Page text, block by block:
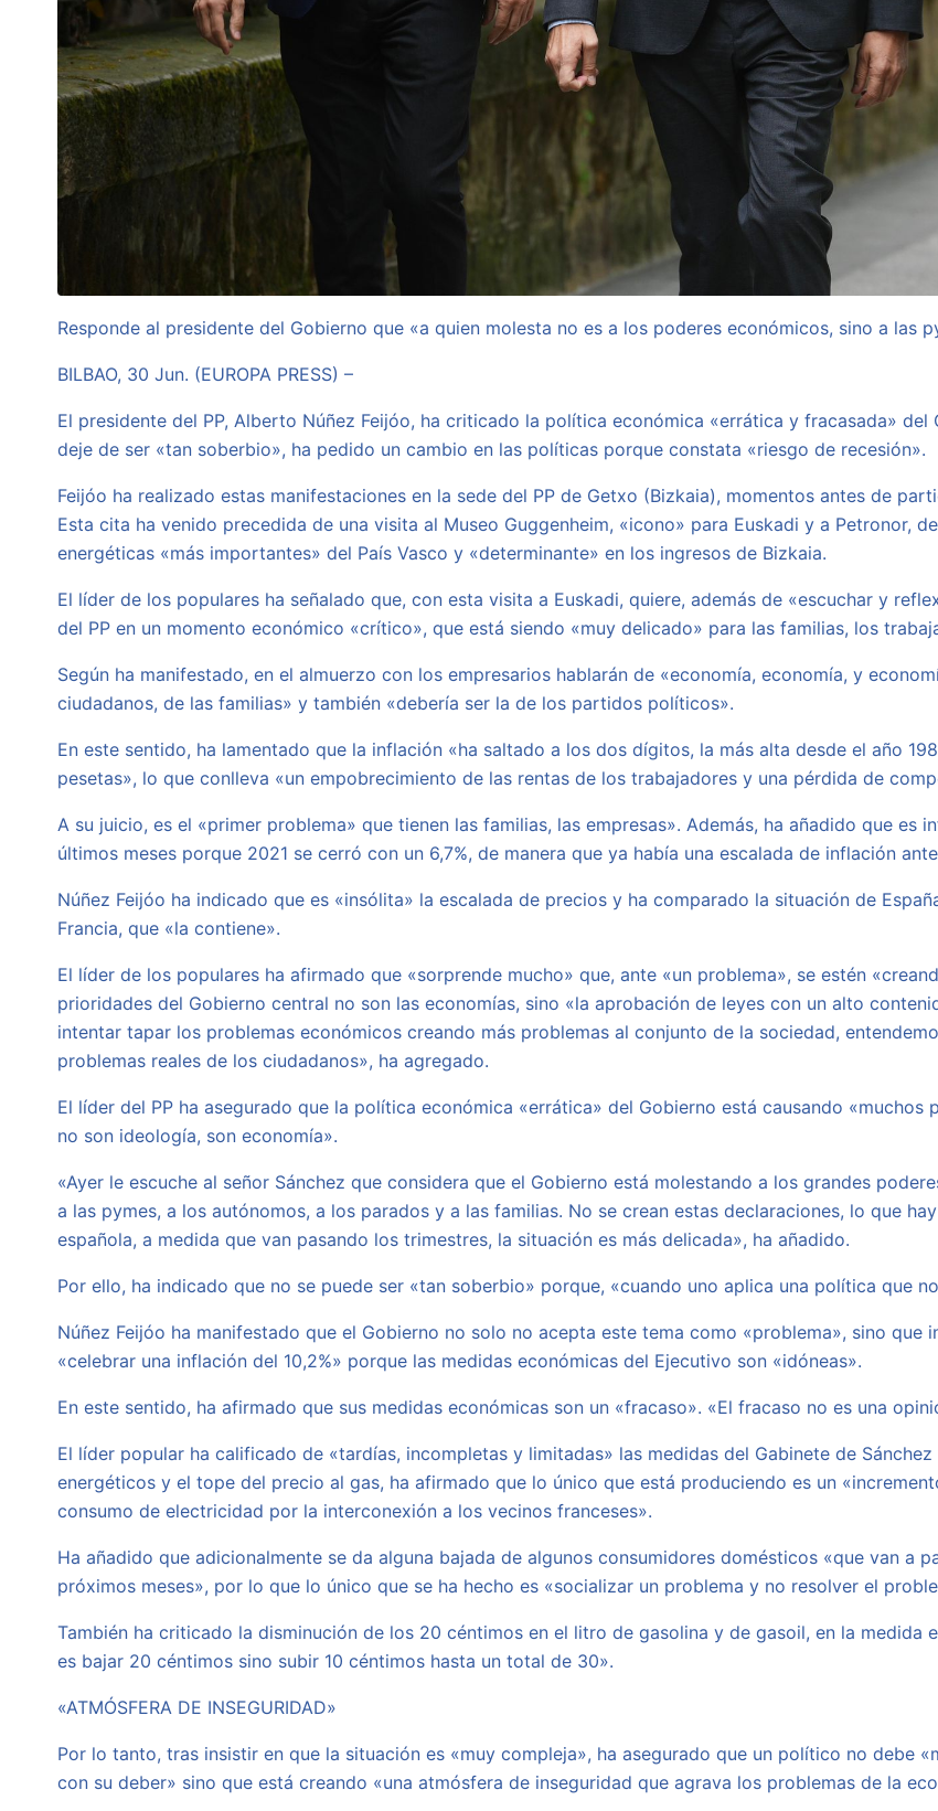
Responde al presidente del Gobierno que «a quien molesta no es a los poderes económicos, sino a las
BILBAO, 30 Jun. (EUROPA PRESS) –
El presidente del PP, Alberto Núñez Feijóo, ha criticado la política económica «errática y fracasada»
deje de ser «tan soberbio», ha pedido un cambio en las políticas porque constata «riesgo de recesión».
Feijóo ha realizado estas manifestaciones en la sede del PP de Getxo (Bizkaia), momentos antes de
Esta cita ha venido precedida de una visita al Museo Guggenheim, «icono» para Euskadi y a Petronor,
energéticas «más importantes» del País Vasco y «determinante» en los ingresos de Bizkaia.
El líder de los populares ha señalado que, con esta visita a Euskadi, quiere, además de «escuchar y
del PP en un momento económico «crítico», que está siendo «muy delicado» para las familias, los
Según ha manifestado, en el almuerzo con los empresarios hablarán de «economía, economía, y
ciudadanos, de las familias» y también «debería ser la de los partidos políticos».
En este sentido, ha lamentado que la inflación «ha saltado a los dos dígitos, la más alta desde el año
pesetas», lo que conlleva «un empobrecimiento de las rentas de los trabajadores y una pérdida de
A su juicio, es el «primer problema» que tienen las familias, las empresas». Además, ha añadido que es
últimos meses porque 2021 se cerró con un 6,7%, de manera que ya había una escalada de inflación
Núñez Feijóo ha indicado que es «insólita» la escalada de precios y ha comparado la situación de
Francia, que «la contiene».
El líder de los populares ha afirmado que «sorprende mucho» que, ante «un problema», se estén
prioridades del Gobierno central no son las economías, sino «la aprobación de leyes con un alto
intentar tapar los problemas económicos creando más problemas al conjunto de la sociedad,
problemas reales de los ciudadanos», ha agregado.
El líder del PP ha asegurado que la política económica «errática» del Gobierno está causando
no son ideología, son economía».
«Ayer le escuche al señor Sánchez que considera que el Gobierno está molestando a los grandes
a las pymes, a los autónomos, a los parados y a las familias. No se crean estas declaraciones, lo que
española, a medida que van pasando los trimestres, la situación es más delicada», ha añadido.
Por ello, ha indicado que no se puede ser «tan soberbio» porque, «cuando uno aplica una política que
Núñez Feijóo ha manifestado que el Gobierno no solo no acepta este tema como «problema», sino
«celebrar una inflación del 10,2%» porque las medidas económicas del Ejecutivo son «idóneas».
En este sentido, ha afirmado que sus medidas económicas son un «fracaso». «El fracaso no es una
El líder popular ha calificado de «tardías, incompletas y limitadas» las medidas del Gabinete de
energéticos y el tope del precio al gas, ha afirmado que lo único que está produciendo es un
consumo de electricidad por la interconexión a los vecinos franceses».
Ha añadido que adicionalmente se da alguna bajada de algunos consumidores domésticos «que van a
próximos meses», por lo que lo único que se ha hecho es «socializar un problema y no resolver el
También ha criticado la disminución de los 20 céntimos en el litro de gasolina y de gasoil, en la
es bajar 20 céntimos sino subir 10 céntimos hasta un total de 30».
«ATMÓSFERA DE INSEGURIDAD»
Por lo tanto, tras insistir en que la situación es «muy compleja», ha asegurado que un político no debe
con su deber» sino que está creando «una atmósfera de inseguridad que agrava los problemas de la